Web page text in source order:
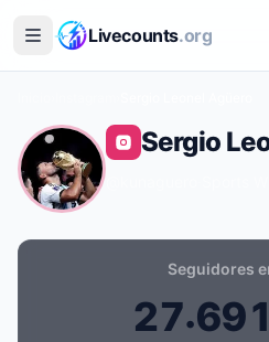
Livecounts.org
Sergio
Seguidores
27.691